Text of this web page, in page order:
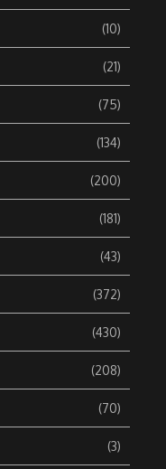
(10)
(21)
(75)
(134)
(200)
(181)
(43)
(372)
(430)
(208)
(70)
(3)